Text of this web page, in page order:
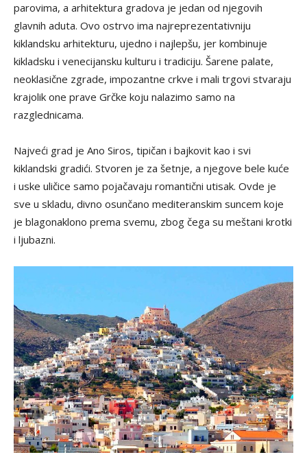
parovima, a arhitektura gradova je jedan od njegovih
glavnih aduta. Ovo ostrvo ima najreprezentativniju
kiklandsku arhitekturu, ujedno i najlepšu, jer kombinuje
kikladsku i venecijansku kulturu i tradiciju. Šarene palate,
neoklasične zgrade, impozantne crkve i mali trgovi stvaraju
krajolik one prave Grčke koju nalazimo samo na
razglednicama.
Najveći grad je Ano Siros, tipičan i bajkovit kao i svi
kiklandski gradići. Stvoren je za šetnje, a njegove bele kuće
i uske uličice samo pojačavaju romantični utisak. Ovde je
sve u skladu, divno osunčano mediteranskim suncem koje
je blagonaklono prema svemu, zbog čega su meštani krotki
i ljubazni.